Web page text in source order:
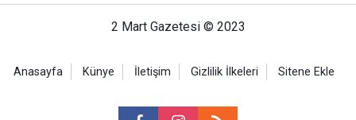
2 Mart Gazetesi © 2023
Anasayfa Künye İletişim Gizlilik İlkeleri Sitene Ekle